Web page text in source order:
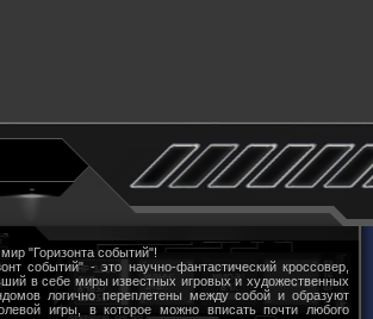
"Горизонта событий"!
событий" - это научно-фантастический кроссовер,
в себе миры известных игровых и художественных
логично переплетены между собой и образуют
игры, в которое можно вписать почти любого